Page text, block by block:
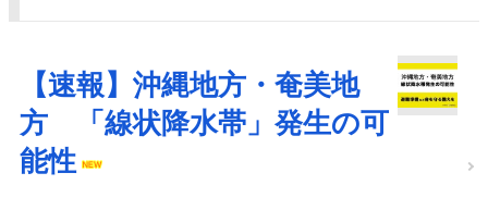
【速報】沖縄地方・奄美地
方 「線状降水帯」発生の可
能性